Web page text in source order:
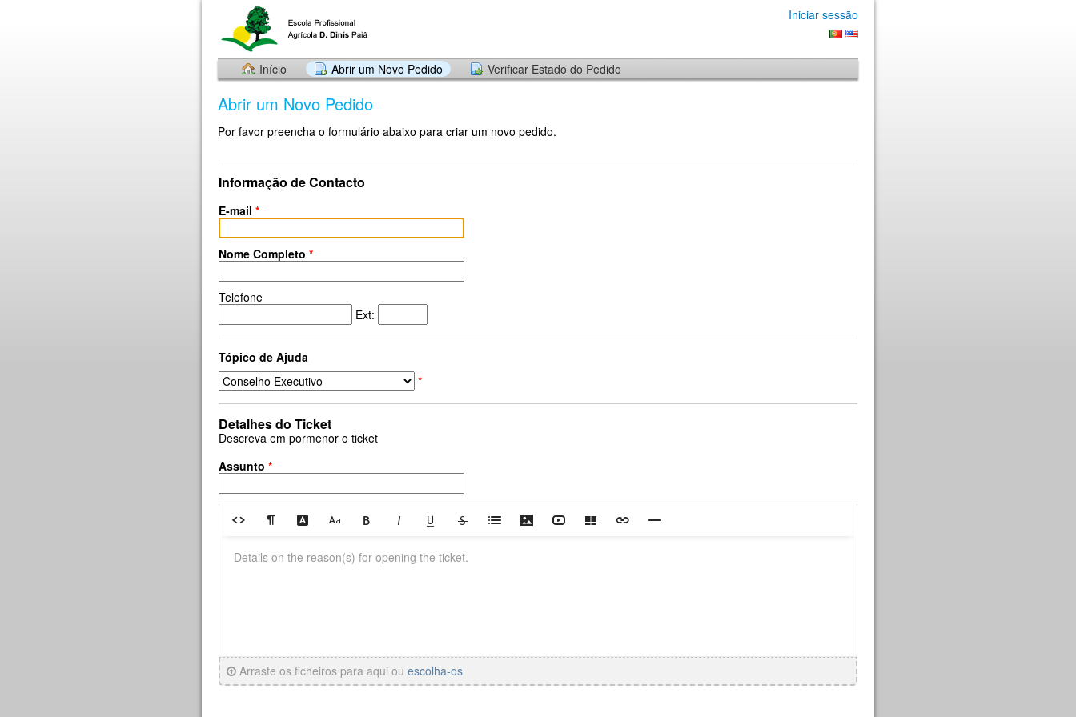
Iniciar sessão
Início Abrir um Novo Pedido Verificar Estado do Pedido
Abrir um Novo Pedido
Por favor preencha o formulário abaixo para criar um novo pedido.
Informação de Contacto
E-mail *
Nome Completo *
Telefone
Ext:
Tópico de Ajuda
*
Detalhes do Ticket
Descreva em pormenor o ticket
Assunto *
Arraste os ficheiros para aqui ou escolha-os